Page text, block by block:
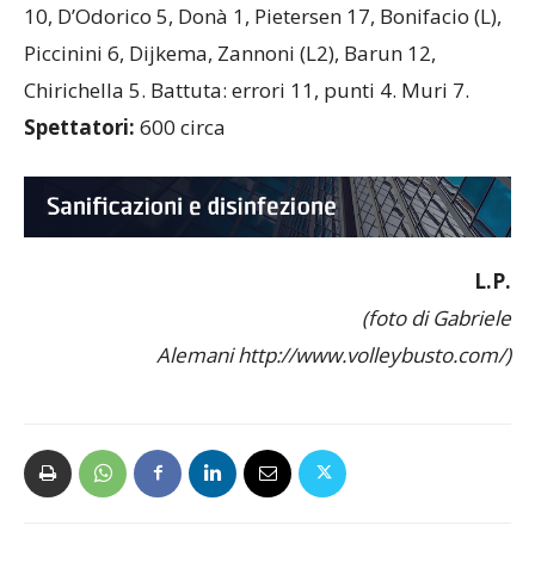
Chirichella 5. Battuta: errori 11, punti 4. Muri 7.
Alemani http://www.volleybusto.com/)